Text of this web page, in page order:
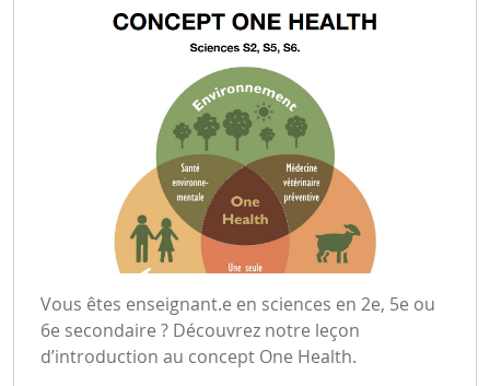
Vous êtes enseignant.e en sciences en 2e, 5e ou
6e secondaire ? Découvrez notre leçon
d’introduction au concept One Health.